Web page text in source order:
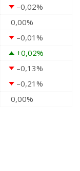
–0,02%
0,00%
–0,01%
+0,02%
–0,13%
–0,21%
0,00%